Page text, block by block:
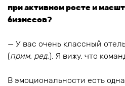
при активном росте и
бизнесов?
— У вас очень классный
(прим. ред.). Я вижу, что
В эмоциональности есть